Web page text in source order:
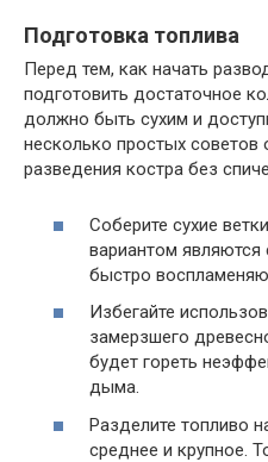
Подготовка топлива
Перед тем, как начать
подготовить достаточное
должно быть сухим и
несколько простых советов
разведения костра без
Соберите сухие
вариантом
быстро
Избегайте
замерзшего
будет гореть
дыма.
Разделите топливо
среднее и крупное.